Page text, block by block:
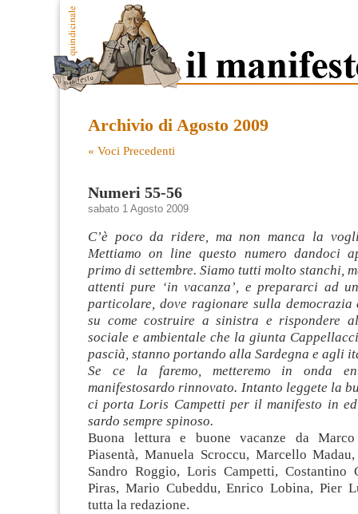
Archivio di Agosto 2009
« Voci Precedenti
Numeri 55-56
sabato 1 Agosto 2009
C’è poco da ridere, ma non manca la
Mettiamo on line questo numero dandoci
primo di settembre. Siamo tutti molto stanchi,
attenti pure ‘in vacanza’, e prepararci ad
particolare, dove ragionare sulla democrazia
su come costruire a sinistra e rispondere
sociale e ambientale che la giunta
pascià, stanno portando alla Sardegna e agli
Se ce la faremo, metteremo in onda
manifestosardo rinnovato. Intanto leggete la
ci porta Loris Campetti per il manifesto in
sardo sempre spinoso.
Buona lettura e buone vacanze da
Piasentà, Manuela Scroccu, Marcello
Sandro Roggio, Loris Campetti, Costantino
Piras, Mario Cubeddu, Enrico Lobina, Pier
tutta la redazione.